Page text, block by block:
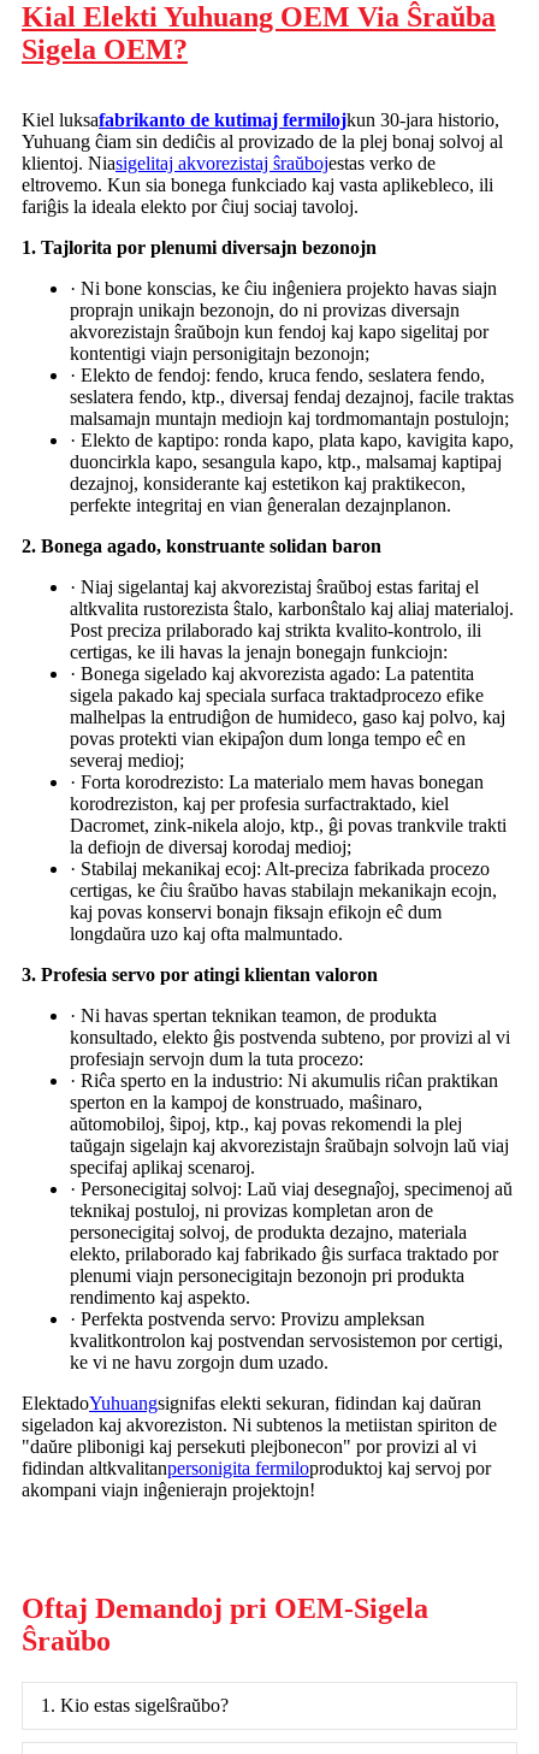
Kial Elekti Yuhuang OEM Via Ŝraŭba
Sigela OEM?
Kiel luksafabrikanto de kutimaj fermilojkun 30-jara historio,
Yuhuang ĉiam sin dediĉis al provizado de la plej bonaj solvoj al
klientoj. Niasigelitaj akvorezistaj ŝraŭbojestas verko de
eltrovemo. Kun sia bonega funkciado kaj vasta aplikebleco, ili
fariĝis la ideala elekto por ĉiuj sociaj tavoloj.
1. Tajlorita por plenumi diversajn bezonojn
· Ni bone konscias, ke ĉiu inĝeniera projekto havas siajn
proprajn unikajn bezonojn, do ni provizas diversajn
akvorezistajn ŝraŭbojn kun fendoj kaj kapo sigelitaj por
kontentigi viajn personigitajn bezonojn;
· Elekto de fendoj: fendo, kruca fendo, seslatera fendo,
seslatera fendo, ktp., diversaj fendaj dezajnoj, facile traktas
malsamajn muntajn mediojn kaj tordmomantajn postulojn;
· Elekto de kaptipo: ronda kapo, plata kapo, kavigita kapo,
duoncirkla kapo, sesangula kapo, ktp., malsamaj kaptipaj
dezajnoj, konsiderante kaj estetikon kaj praktikecon,
perfekte integritaj en vian ĝeneralan dezajnplanon.
2. Bonega agado, konstruante solidan baron
· Niaj sigelantaj kaj akvorezistaj ŝraŭboj estas faritaj el
altkvalita rustorezista ŝtalo, karbonŝtalo kaj aliaj materialoj.
Post preciza prilaborado kaj strikta kvalito-kontrolo, ili
certigas, ke ili havas la jenajn bonegajn funkciojn:
· Bonega sigelado kaj akvorezista agado: La patentita
sigela pakado kaj speciala surfaca traktadprocezo efike
malhelpas la entrudiĝon de humideco, gaso kaj polvo, kaj
povas protekti vian ekipaĵon dum longa tempo eĉ en
severaj medioj;
· Forta korodrezisto: La materialo mem havas bonegan
korodreziston, kaj per profesia surfactraktado, kiel
Dacromet, zink-nikela alojo, ktp., ĝi povas trankvile trakti
la defiojn de diversaj korodaj medioj;
· Stabilaj mekanikaj ecoj: Alt-preciza fabrikada procezo
certigas, ke ĉiu ŝraŭbo havas stabilajn mekanikajn ecojn,
kaj povas konservi bonajn fiksajn efikojn eĉ dum
longdaŭra uzo kaj ofta malmuntado.
3. Profesia servo por atingi klientan valoron
· Ni havas spertan teknikan teamon, de produkta
konsultado, elekto ĝis postvenda subteno, por provizi al vi
profesiajn servojn dum la tuta procezo:
· Riĉa sperto en la industrio: Ni akumulis riĉan praktikan
sperton en la kampoj de konstruado, maŝinaro,
aŭtomobiloj, ŝipoj, ktp., kaj povas rekomendi la plej
taŭgajn sigelajn kaj akvorezistajn ŝraŭbajn solvojn laŭ viaj
specifaj aplikaj scenaroj.
· Personecigitaj solvoj: Laŭ viaj desegnaĵoj, specimenoj aŭ
teknikaj postuloj, ni provizas kompletan aron de
personecigitaj solvoj, de produkta dezajno, materiala
elekto, prilaborado kaj fabrikado ĝis surfaca traktado por
plenumi viajn personecigitajn bezonojn pri produkta
rendimento kaj aspekto.
· Perfekta postvenda servo: Provizu ampleksan
kvalitkontrolon kaj postvendan servosistemon por certigi,
ke vi ne havu zorgojn dum uzado.
ElektadoYuhuangsignifas elekti sekuran, fidindan kaj daŭran
sigeladon kaj akvoreziston. Ni subtenos la metiistan spiriton de
"daŭre plibonigi kaj persekuti plejbonecon" por provizi al vi
fidindan altkvalitanpersonigita fermiloproduktoj kaj servoj por
akompani viajn inĝenierajn projektojn!
Oftaj Demandoj pri OEM-Sigela
Ŝraŭbo
1. Kio estas sigelŝraŭbo?